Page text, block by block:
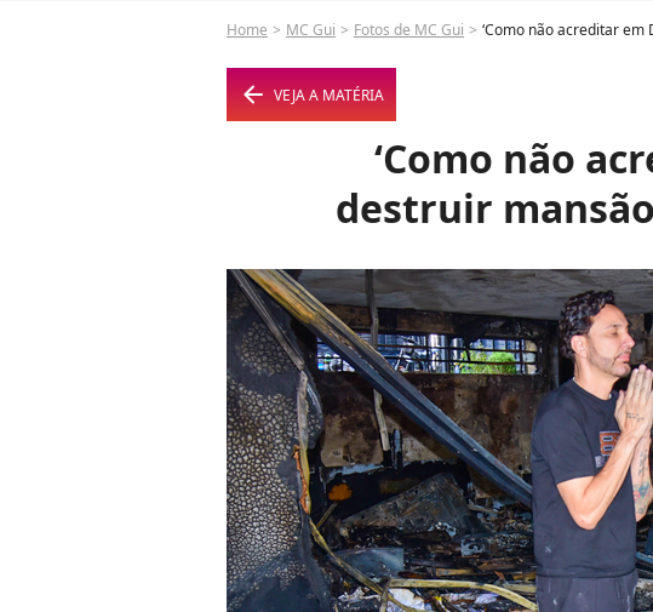
Home MC Gui Fotos de MC Gui ‘Como não acreditar
arrow_left VEJA A MATÉRIA
‘Como não
destruir